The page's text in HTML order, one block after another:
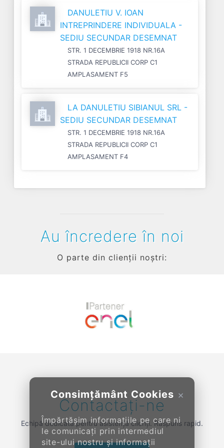
DANULETIU V. IOAN
INTREPRINDERE INDIVIDUALA -
SEDIU SECUNDAR DESEMNAT
STR. 1 DECEMBRIE 1918 NR.16A
STRADA REPUBLICII CORP C1
AMPLASAMENT F5
LA DANULETIU SIBIANUL SRL -
SEDIU SECUNDAR DESEMNAT
STR. 1 DECEMBRIE 1918 NR.16A
STRADA REPUBLICII CORP C1
AMPLASAMENT F4
×
Consimțământ Cookies
Împărtășim informațiile pe care ni
le comunicați prin intermediul
site-ului nostru și informații
Au încredere în noi
O parte din clienții noștri:
Contactați-ne
Echipă dedicată pentru asistență clienți. Răspuns rapid.